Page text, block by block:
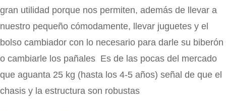
gran utilidad porque nos permiten, además de llevar a
nuestro pequeño cómodamente, llevar juguetes y el
bolso cambiador con lo necesario para darle su biberón
o cambiarle los pañales Es de las pocas del mercado
que aguanta 25 kg (hasta los 4-5 años) señal de que el
chasis y la estructura son robustas